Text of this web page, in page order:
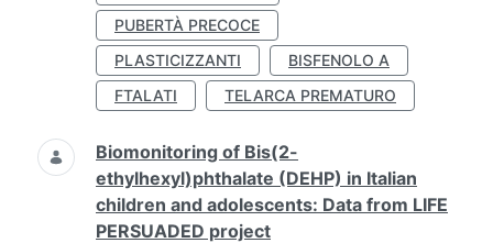
PUBERTÀ PRECOCE
PLASTICIZZANTI
BISFENOLO A
FTALATI
TELARCA PREMATURO
Biomonitoring of Bis(2-
ethylhexyl)phthalate (DEHP) in Italian
children and adolescents: Data from LIFE
PERSUADED project